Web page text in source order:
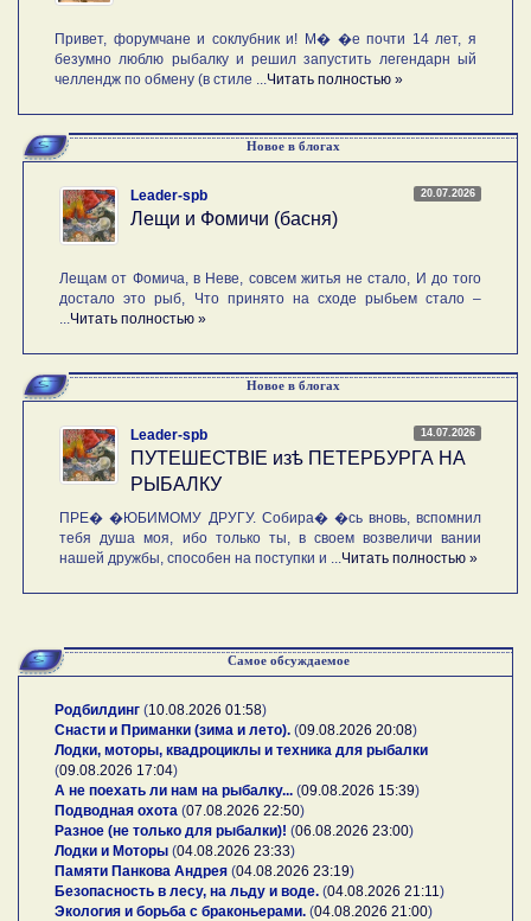
Привет, форумчане и соклубник и! М� �е почти 14 лет, я
безумно люблю рыбалку и решил запустить легендарн ый
челлендж по обмену (в стиле ... Читать полностью »
Новое в блогах
20.07.2026
Leader-spb
Лещи и Фомичи (басня)
Лещам от Фомича, в Неве, совсем житья не стало, И до того
достало это рыб, Что принято на сходе рыбьем стало –
Читать полностью »
Новое в блогах
14.07.2026
Leader-spb
ПУТЕШЕСТВIE изѣ ПЕТЕРБУРГА НА
РЫБАЛКУ
ПРЕ� �ЮБИМОМУ ДРУГУ. Собира� �сь вновь, вспомнил
тебя душа моя, ибо только ты, в своем возвеличи вании
нашей дружбы, способен на поступки и ... Читать полностью »
Самое обсуждаемое
Родбилдинг (10.08.2026 01:58)
Снасти и Приманки (зима и лето). (09.08.2026 20:08)
Лодки, моторы, квадроциклы и техника для рыбалки
(09.08.2026 17:04)
А не поехать ли нам на рыбалку... (09.08.2026 15:39)
Подводная охота (07.08.2026 22:50)
Разное (не только для рыбалки)! (06.08.2026 23:00)
Лодки и Моторы (04.08.2026 23:33)
Памяти Панкова Андрея (04.08.2026 23:19)
Безопасность в лесу, на льду и воде. (04.08.2026 21:11 )
Экология и борьба с браконьерами. (04.08.2026 21:00)